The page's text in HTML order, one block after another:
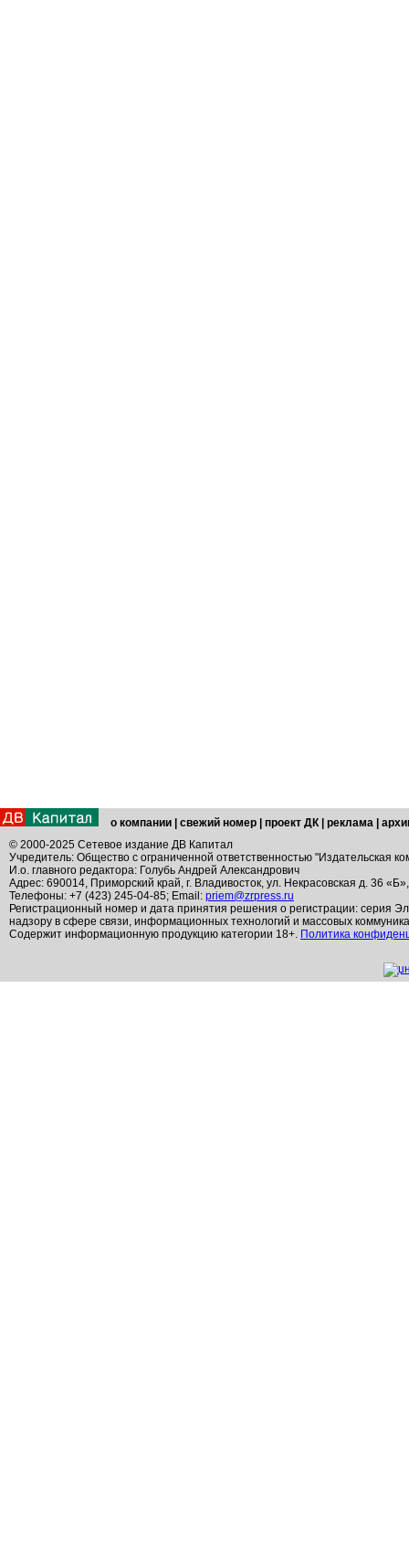
о компании свежий номер проект ДК реклама
© 2000-2025 Сетевое издание ДВ Капитал
Учредитель: Общество с ограниченной ответственностью "Издательская
И.о. главного редактора: Голубь Андрей Александрович
Адрес: 690014, Приморский край, г. Владивосток, ул. Некрасовская д. 36
Телефоны: +7 (423) 245-04-85; Email: priem@zrpress.ru
Регистрационный номер и дата принятия решения о регистрации: серия
надзору в сфере связи, информационных технологий и массовых
Содержит информационную продукцию категории 18+. Политика